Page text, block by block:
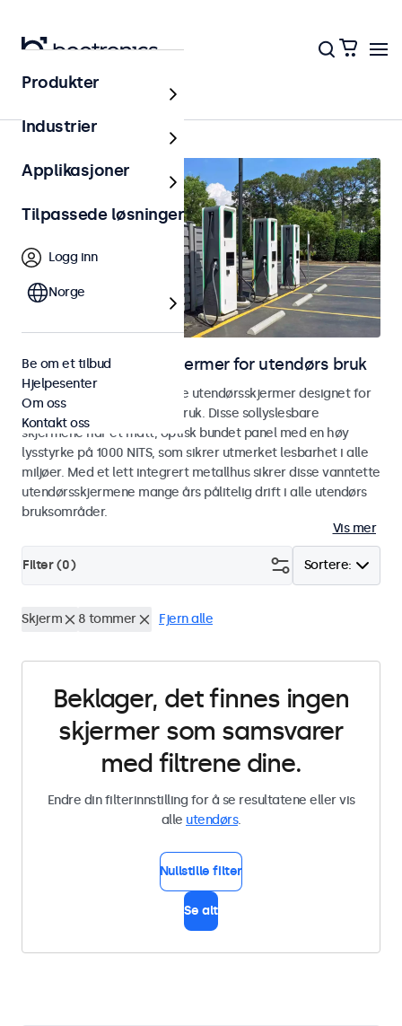
Hjem
Skjermer og touchskjermer for utendørs bruk
Utforsk våre værbestandige utendørsskjermer designet for
industriell og kommersiell bruk. Disse sollyslesbare
skjermene har et matt, optisk bundet panel med en høy
lysstyrke på 1000 NITS, som sikrer utmerket lesbarhet i alle
miljøer. Med et lett integrert metallhus sikrer disse vanntette
utendørsskjermene mange års pålitelig drift i alle utendørs
bruksområder.
Vis mer
Sortere:
Filter (0)
Skjerm 8 tommer Fjern alle
Beklager, det finnes ingen
skjermer som samsvarer
med filtrene dine.
Endre din filterinnstilling for å se resultatene eller vis
alle utendørs.
Nullstille filter
Se alt
Produkter
Industrier
Applikasjoner
Tilpassede løsninger
Logg inn
Norge
Be om et tilbud
Hjelpesenter
Om oss
Kontakt oss